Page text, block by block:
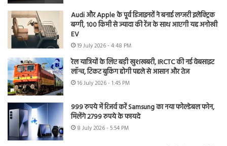
Audi और Apple के पूर्व डिजाइनरों ने बनाई लग्जरी इलेक्ट्रिक
बग्गी, 100 किमी से ज्यादा की रेंज के साथ आएगी यह अनोखी
EV
19 July 2026 - 4:48 PM
रेल यात्रियों के लिए बड़ी खुशखबरी, IRCTC की नई वेबसाइट
लॉन्च, टिकट बुकिंग होगी पहले से आसान और तेज
16 July 2026 - 1:45 PM
999 रुपये में रिजर्व करें Samsung का नया फोल्डेबल फोन,
मिलेंगे 2799 रुपये के फायदे
8 July 2026 - 5:54 PM